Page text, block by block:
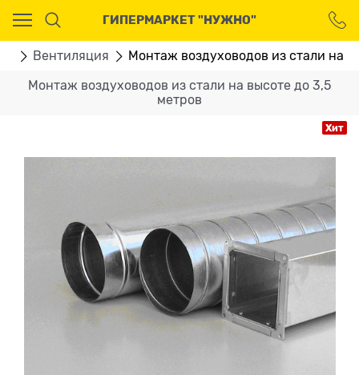
ГИПЕРМАРКЕТ "НУЖНО"
Вентиляция Монтаж воздуховодов из стали на
Монтаж воздуховодов из стали на высоте до 3,5
метров
Хит
Ваш город - Москва,
угадали?
ДА НЕТ